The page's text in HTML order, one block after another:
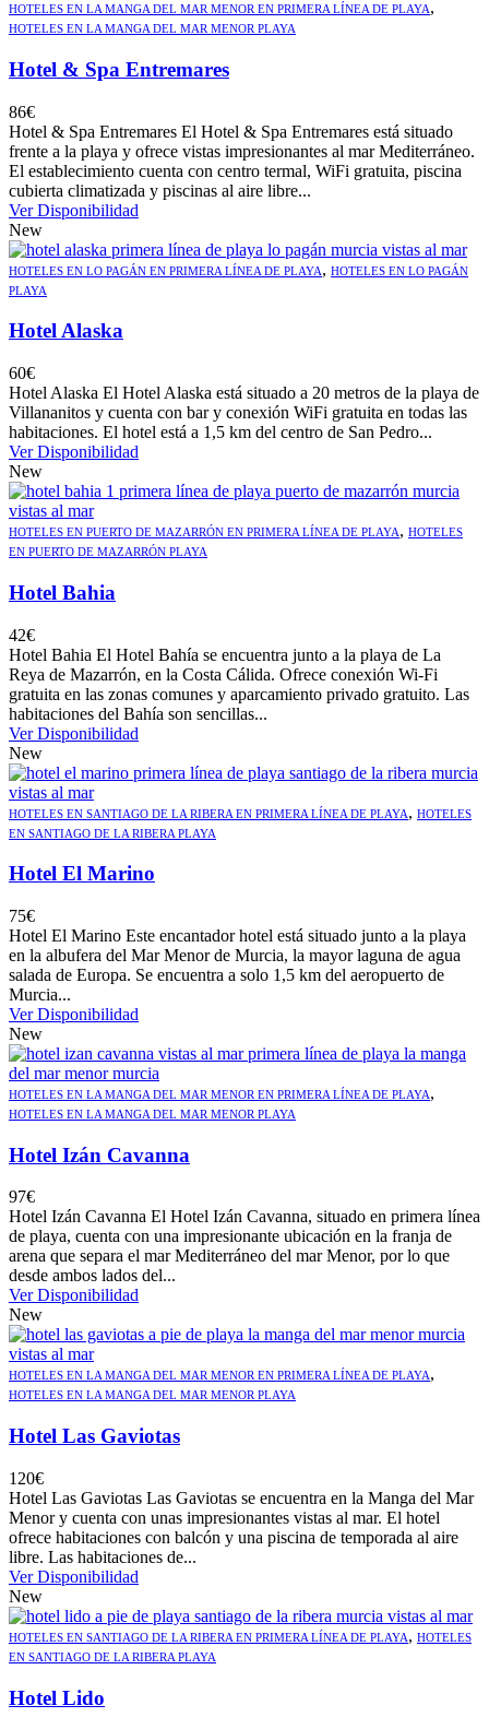
HOTELES EN LA MANGA DEL MAR MENOR EN PRIMERA LÍNEA DE PLAYA,
HOTELES EN LA MANGA DEL MAR MENOR PLAYA
Hotel & Spa Entremares
86€
Hotel & Spa Entremares El Hotel & Spa Entremares está situado
frente a la playa y ofrece vistas impresionantes al mar Mediterráneo.
El establecimiento cuenta con centro termal, WiFi gratuita, piscina
cubierta climatizada y piscinas al aire libre...
Ver Disponibilidad
New
HOTELES EN LO PAGÁN EN PRIMERA LÍNEA DE PLAYA, HOTELES EN LO PAGÁN
PLAYA
Hotel Alaska
60€
Hotel Alaska El Hotel Alaska está situado a 20 metros de la playa de
Villananitos y cuenta con bar y conexión WiFi gratuita en todas las
habitaciones. El hotel está a 1,5 km del centro de San Pedro...
Ver Disponibilidad
New
HOTELES EN PUERTO DE MAZARRÓN EN PRIMERA LÍNEA DE PLAYA, HOTELES
EN PUERTO DE MAZARRÓN PLAYA
Hotel Bahia
42€
Hotel Bahia El Hotel Bahía se encuentra junto a la playa de La
Reya de Mazarrón, en la Costa Cálida. Ofrece conexión Wi-Fi
gratuita en las zonas comunes y aparcamiento privado gratuito. Las
habitaciones del Bahía son sencillas...
Ver Disponibilidad
New
HOTELES EN SANTIAGO DE LA RIBERA EN PRIMERA LÍNEA DE PLAYA, HOTELES
EN SANTIAGO DE LA RIBERA PLAYA
Hotel El Marino
75€
Hotel El Marino Este encantador hotel está situado junto a la playa
en la albufera del Mar Menor de Murcia, la mayor laguna de agua
salada de Europa. Se encuentra a solo 1,5 km del aeropuerto de
Murcia...
Ver Disponibilidad
New
HOTELES EN LA MANGA DEL MAR MENOR EN PRIMERA LÍNEA DE PLAYA,
HOTELES EN LA MANGA DEL MAR MENOR PLAYA
Hotel Izán Cavanna
97€
Hotel Izán Cavanna El Hotel Izán Cavanna, situado en primera línea
de playa, cuenta con una impresionante ubicación en la franja de
arena que separa el mar Mediterráneo del mar Menor, por lo que
desde ambos lados del...
Ver Disponibilidad
New
HOTELES EN LA MANGA DEL MAR MENOR EN PRIMERA LÍNEA DE PLAYA,
HOTELES EN LA MANGA DEL MAR MENOR PLAYA
Hotel Las Gaviotas
120€
Hotel Las Gaviotas Las Gaviotas se encuentra en la Manga del Mar
Menor y cuenta con unas impresionantes vistas al mar. El hotel
ofrece habitaciones con balcón y una piscina de temporada al aire
libre. Las habitaciones de...
Ver Disponibilidad
New
HOTELES EN SANTIAGO DE LA RIBERA EN PRIMERA LÍNEA DE PLAYA, HOTELES
EN SANTIAGO DE LA RIBERA PLAYA
Hotel Lido